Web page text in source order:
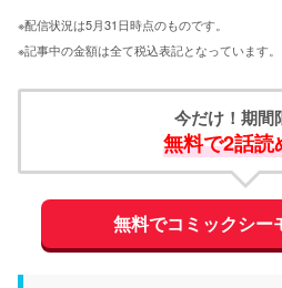
※配信状況は5月31日時点のものです。
※記事中の金額は全て税込表記となっています。
今だけ！期間
無料で2話読
無料でコミックシー